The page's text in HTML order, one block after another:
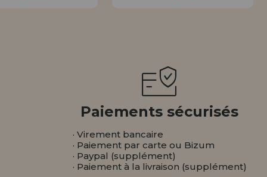
Paiements sécurisés
· Virement bancaire
· Paiement par carte ou Bizum
· Paypal (supplément)
· Paiement à la livraison (supplément)